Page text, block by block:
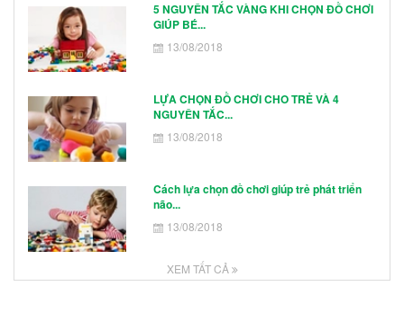
5 NGUYÊN TẮC VÀNG KHI CHỌN ĐỒ CHƠI
GIÚP BÉ...
13/08/2018
LỰA CHỌN ĐỒ CHƠI CHO TRẺ VÀ 4
NGUYÊN TẮC...
13/08/2018
Cách lựa chọn đồ chơi giúp trẻ phát triển
não...
13/08/2018
XEM TẤT CẢ